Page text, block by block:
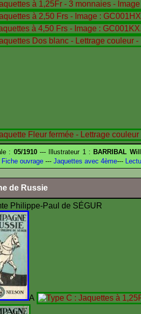
: 05/1910--- Illustrateur 1 : BARRIBAL
Fiche ouvrage --- Jaquettes avec 4ème---
de Russie
Philippe-Paul de SÉGUR
A